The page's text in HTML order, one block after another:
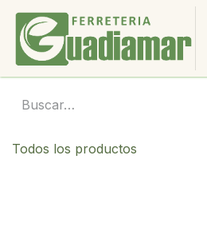
Ir al contenido
Todos los productos